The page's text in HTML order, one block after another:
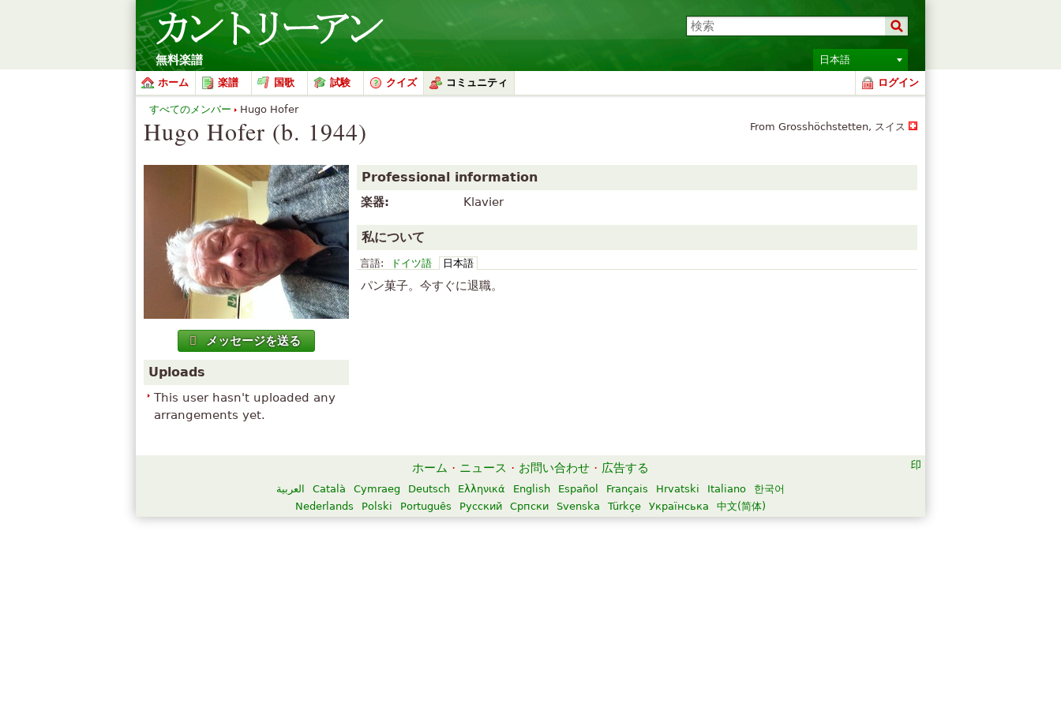
無料楽譜
日本語
ホーム
楽譜 国歌 試験 クイズ コミュニティ ログイン
From Grosshöchstetten, スイス
Hugo Hofer (b. 1944)
メッセージを送る
Uploads
This user hasn't uploaded any
arrangements yet.
Professional information
楽器: Klavier
私について
言語: ドイツ語 日本語
パン菓子。今すぐに退職。
すべてのメンバー Hugo Hofer
ホーム · ニュース · お問い合わせ · 広告する
العربية Català Cymraeg Deutsch Ελληνικά English Español Français Hrvatski Italiano
한국어
Nederlands
Polski Português Русский Српски Svenska Türkçe Українська 中文(简体)